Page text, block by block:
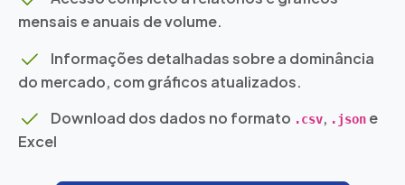
mensais e anuais de volume.
Informações detalhadas sobre a dominância
do mercado, com gráficos atualizados.
Download dos dados no formato .csv, .json e
Excel